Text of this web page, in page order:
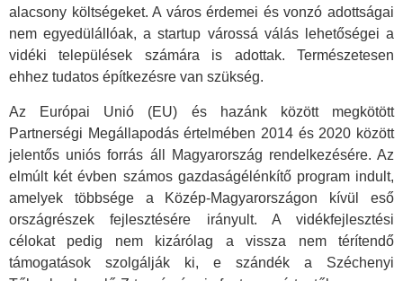
alacsony költségeket. A város érdemei és vonzó adottságai
nem egyedülállóak, a startup várossá válás lehetőségei a
vidéki települések számára is adottak. Természetesen
ehhez tudatos építkezésre van szükség.
Az Európai Unió (EU) és hazánk között megkötött
Partnerségi Megállapodás értelmében 2014 és 2020 között
jelentős uniós forrás áll Magyarország rendelkezésére. Az
elmúlt két évben számos gazdaságélénkítő program indult,
amelyek többsége a Közép-Magyarországon kívül eső
országrészek fejlesztésére irányult. A vidékfejlesztési
célokat pedig nem kizárólag a vissza nem térítendő
támogatások szolgálják ki, e szándék a Széchenyi